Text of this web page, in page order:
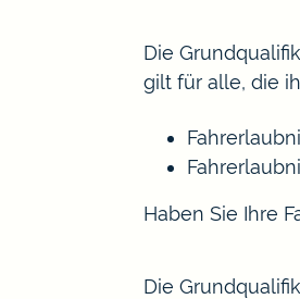
Die
gilt für alle, die
Haben Sie Ihre
Die